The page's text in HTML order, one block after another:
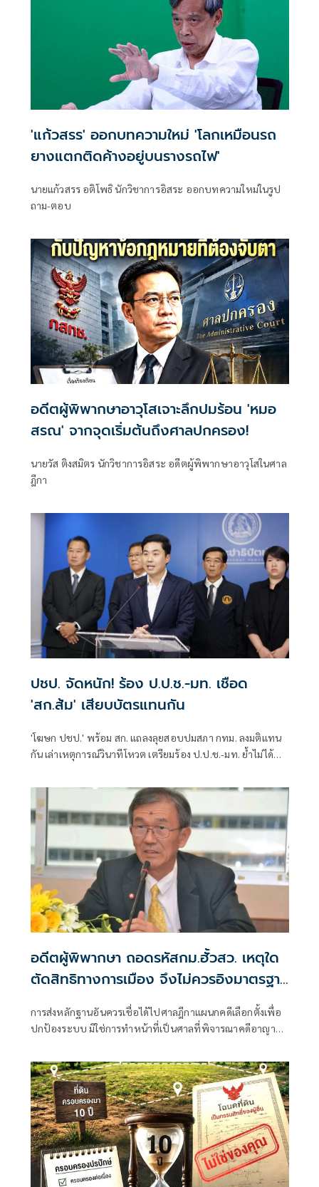
'แก้วสรร' ออกบทความใหม่ 'โลกเหมือนรถ
ยางแตกติดค้างอยู่บนรางรถไฟ'
นายแก้วสรร อติโพธิ นักวิชาการอิสระ ออกบทความใหม่ในรูป
ถาม-ตอบ
อดีตผู้พิพากษาอาวุโสเจาะลึกปมร้อน 'หมอ
สรณ' จากจุดเริ่มต้นถึงศาลปกครอง!
นายวัส ติงสมิตร นักวิชาการอิสระ อดีตผู้พิพากษาอาวุโสในศาล
ฎีกา
ปชป. จัดหนัก! ร้อง ป.ป.ช.-มท. เชือด
'สก.ส้ม' เสียบบัตรแทนกัน
'โฆษก ปชป.' พร้อม สก. แถลงลุยสอบปมสภา กทม. ลงมติแทน
กัน เล่าเหตุการณ์วินาทีโหวต เตรียมร้อง ป.ป.ช.-มท. ย้ำไม่ได้
อดีตผู้พิพากษา ถอดรหัสกม.ฮั้วสว. เหตุใด
ตัดสิทธิทางการเมือง จึงไม่ควรอิงมาตรฐาน
เดียวกับคดีอาญา
การส่งหลักฐานอันควรเชื่อได้ไปศาลฎีกาแผนกคดีเลือกตั้งเพื่อ
ปกป้องระบบ มิใช่การทำหน้าที่เป็นศาลที่พิจารณาคดีอาญา